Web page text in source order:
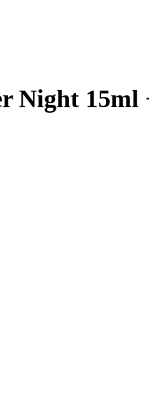
Night 15ml